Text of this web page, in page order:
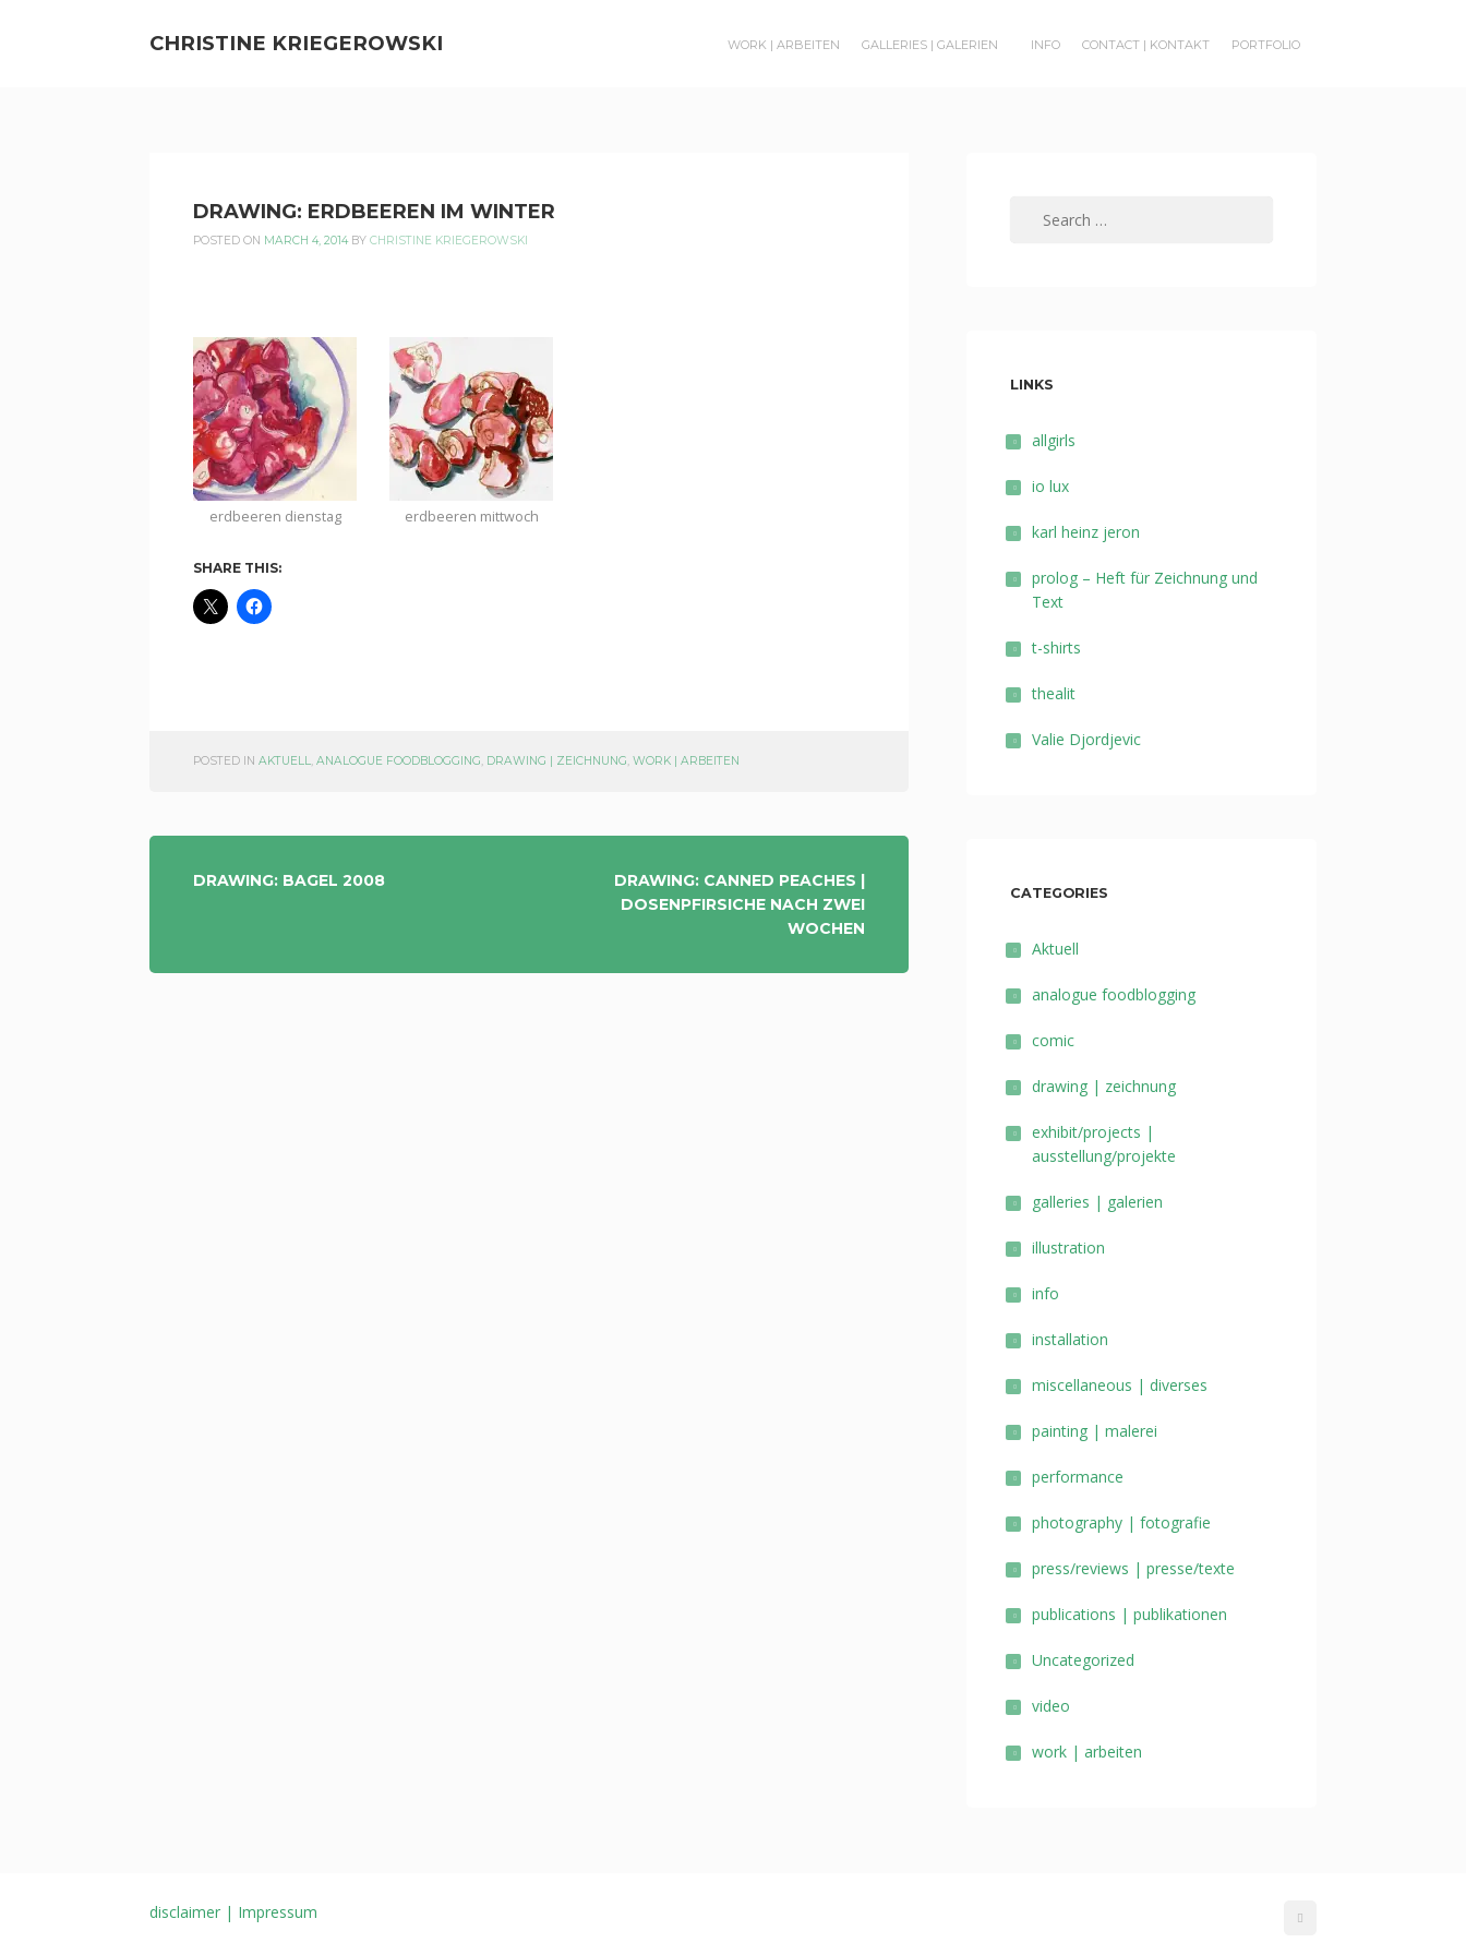
CHRISTINE KRIEGEROWSKI
KRIEGEROWSKI
WORK | ARBEITEN GALLERIES | GALERIEN INFO CONTACT | KONTAKT PORTFOLIO
DRAWING: ERDBEEREN IM WINTER
POSTED ON MARCH 4, 2014BY CHRISTINE KRIEGEROWSKI
erdbeeren dienstag erdbeeren mittwoch
SHARE THIS:
POSTED IN AKTUELL, ANALOGUE FOODBLOGGING, DRAWING | ZEICHNUNG, WORK | ARBEITEN
POST
DRAWING: BAGEL 2008
DRAWING: CANNED PEACHES |
DOSENPFIRSICHE NACH ZWEI
WOCHEN
LINKS
allgirls
io lux
karl heinz jeron
prolog – Heft für Zeichnung und
Text
t-shirts
thealit
Valie Djordjevic
CATEGORIES
Aktuell
analogue foodblogging
comic
drawing | zeichnung
exhibit/projects |
ausstellung/projekte
galleries | galerien
illustration
info
installation
miscellaneous | diverses
painting | malerei
performance
photography | fotografie
press/reviews | presse/texte
publications | publikationen
Uncategorized
video
work | arbeiten
disclaimer | Impressum